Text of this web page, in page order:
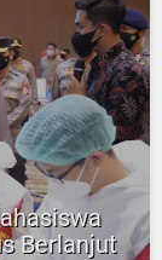
Berlanjut